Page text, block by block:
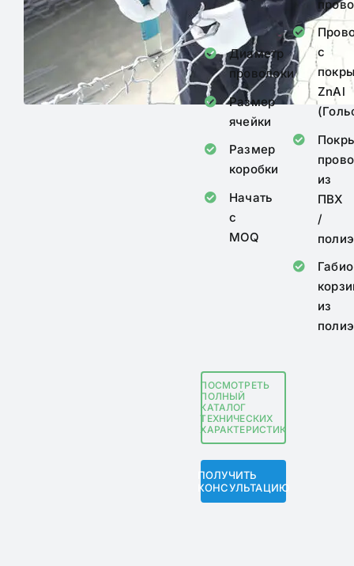
Диаметр
проволоки
Размер
ячейки
Размер
коробки
Начать
с
MOQ
с
ZnAl
из
ПВХ
/
из
ПОСМОТРЕТЬ
ПОЛНЫЙ
КАТАЛОГ
ТЕХНИЧЕСКИХ
ХАРАКТЕРИСТИК
ПОЛУЧИТЬ
КОНСУЛЬТАЦИЮ